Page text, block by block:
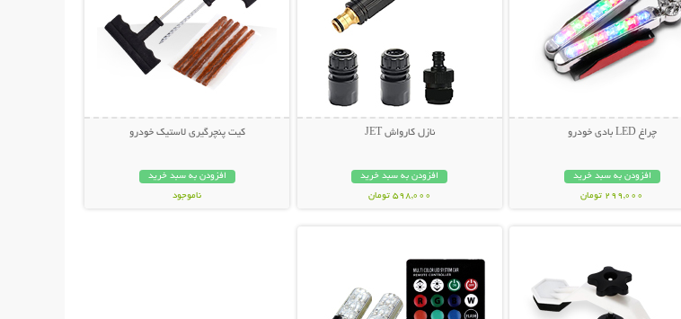
چراغ LED بادی خودرو
افزودن به سبد خرید
299,000 تومان
نازل کارواش JET
افزودن به سبد خرید
598,000 تومان
کیت پنچرگیری لاستیک خودرو
افزودن به سبد خرید
ناموجود